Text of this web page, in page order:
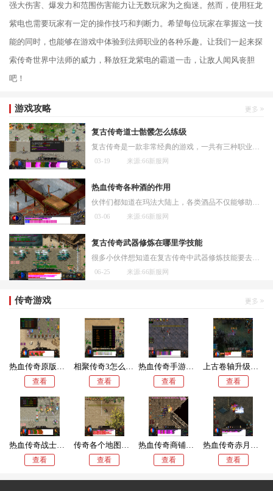
强大伤害、爆发力和范围伤害能力让无数玩家为之痴迷。然而，使用狂龙
紫电也需要玩家有一定的操作技巧和判断力。希望每位玩家在掌握这一技
能的同时，也能够在游戏中体验到法师职业的各种乐趣。让我们一起来探
索传奇世界中法师的威力，释放狂龙紫电的霸道一击，让敌人闻风丧胆
吧！
游戏攻略
复古传奇道士骷髅怎么练级
03-19 来源:66新服网
热血传奇各种酒的作用
03-06 来源:66新服网
复古传奇武器修炼在哪里学技能
06-25 来源:66新服网
传奇游戏
热血传奇原版升级到50级要多久
查看
相聚传奇3怎么去沙巴克
查看
热血传奇手游什么职业
查看
上古卷轴升级传奇有什么用
查看
热血传奇战士打怪快还是道士
查看
传奇各个地图怪刷新时间
查看
热血传奇商铺在哪
查看
热血传奇赤月峡谷山谷密道怎么走
查看